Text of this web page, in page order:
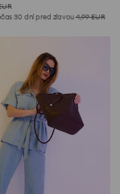
30 dní pred zľavou4,99EUR